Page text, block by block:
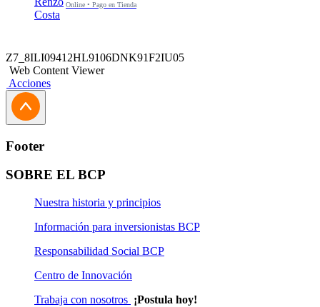
Online • Pago en Tienda
Z7_8ILI09412HL9106DNK91F2IU05
Web Content Viewer
Acciones
Footer
SOBRE EL BCP
Nuestra historia y principios
Información para inversionistas BCP
Responsabilidad Social BCP
Centro de Innovación
Trabaja con nosotros ¡Postula hoy!